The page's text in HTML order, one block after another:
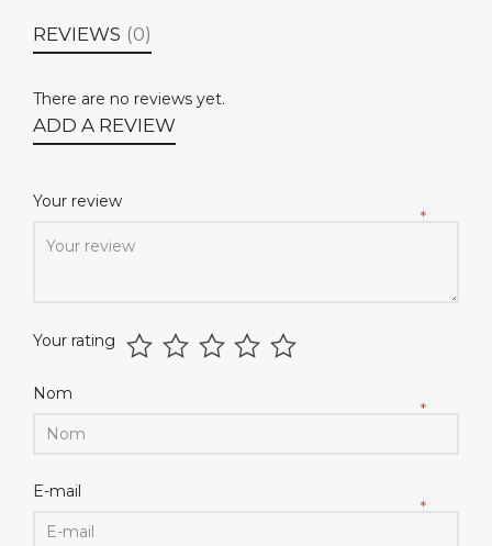
REVIEWS (0)
There are no reviews yet.
ADD A REVIEW
Your review
*
Your rating
Nom
*
E-mail
*